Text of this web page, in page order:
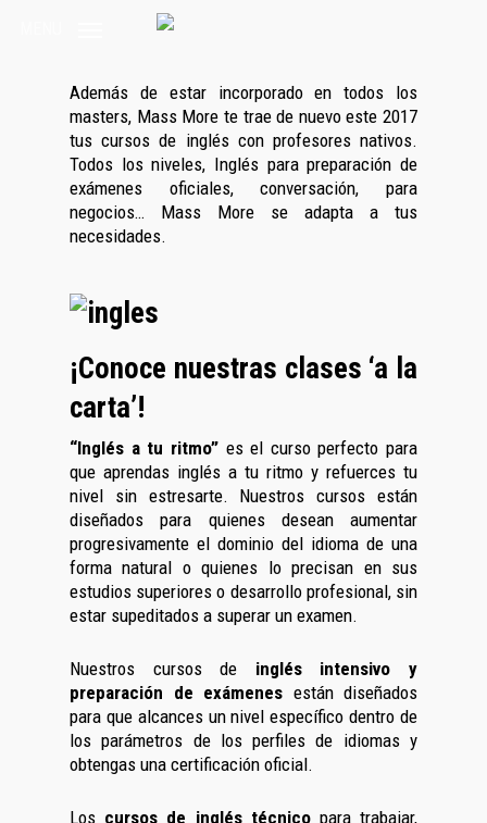
Además de estar incorporado en todos los
masters, Mass More te trae de nuevo este 2017
tus cursos de inglés con profesores nativos.
Todos los niveles, Inglés para preparación de
exámenes oficiales, conversación, para
negocios… Mass More se adapta a tus
necesidades.
¡Conoce nuestras clases ‘a la
carta’!
“Inglés a tu ritmo”es el curso perfecto para
que aprendas inglés a tu ritmo y refuerces tu
nivel sin estresarte. Nuestros cursos están
diseñados para quienes desean aumentar
progresivamente el dominio del idioma de una
forma natural o quienes lo precisan en sus
estudios superiores o desarrollo profesional, sin
estar supeditados a superar un examen.
Nuestros cursos de inglés intensivo y
preparación de exámenes están diseñados
para que alcances un nivel específico dentro de
los parámetros de los perfiles de idiomas y
obtengas una certificación oficial.
Los cursos de inglés técnicopara trabajar,